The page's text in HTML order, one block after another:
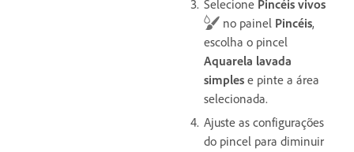
Selecione Pincéis vivos
no painel Pincéis,
escolha o pincel
Aquarela lavada
simples e pinte a área
selecionada.
Ajuste as configurações
do pincel para diminuir